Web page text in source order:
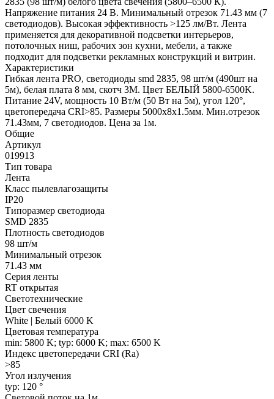
Напряжение питания 24 В. Минимальный отрезок 71.43 мм (7
светодиодов). Высокая эффективность >125 лм/Вт. Лента
применяется для декоративной подсветки интерьеров,
потолочных ниш, рабочих зон кухни, мебели, а также
подходит для подсветки рекламных конструкций и витрин.
Характеристики
Гибкая лента PRO, светодиоды smd 2835, 98 шт/м (490шт на
5м), белая плата 8 мм, скотч 3М. Цвет БЕЛЫЙ 5800-6500K.
Питание 24V, мощность 10 Вт/м (50 Вт на 5м), угол 120°,
цветопередача CRI>85. Размеры 5000х8x1.5мм. Мин.отрезок
71.43мм, 7 светодиодов. Цена за 1м.
Общие
Артикул
019913
Тип товара
Лента
Класс пылевлагозащиты
IP20
Типоразмер светодиода
SMD 2835
Плотность светодиодов
98 шт/м
Минимальный отрезок
71.43 мм
Серия ленты
RT открытая
Светотехнические
Цвет свечения
White | Белый 6000 K
Цветовая температура
min: 5800 K; typ: 6000 K; max: 6500 K
Индекс цветопередачи CRI (Ra)
>85
Угол излучения
typ: 120 °